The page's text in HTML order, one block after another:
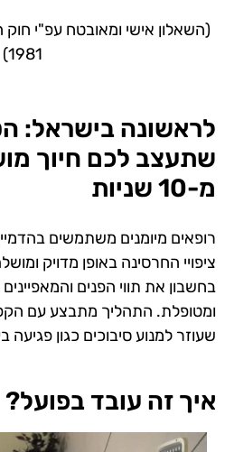
(השאלון אישי ומאובטח עפ"י
1981)
לראשונה בישראל:
שתעצב לכם חיוך
מ-10 שניות
רופאים מיומנים משתמשים
ציפויי החרסינה באופן מדויק
בחשבון את תווי הפנים
ומטופלת. התהליך מתבצע עם
שעוזר למנוע סיבוכים כגון
איך זה עובד בפועל?